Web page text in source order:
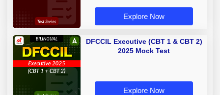
Explore Now
DFCCIL Executive (CBT 1 & CBT 2)
2025 Mock Test
Explore Now